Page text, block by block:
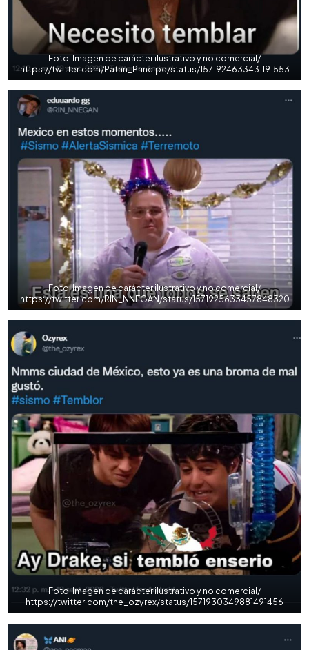
Foto: Imagen de carácter ilustrativo y no comercial/
https://twitter.com/Patan_Principe/status/1571924633431191553
Foto: Imagen de carácter ilustrativo y no comercial/
https://twitter.com/RIN_NNEGAN/status/1571925633457848320
Foto: Imagen de carácter ilustrativo y no comercial/
https://twitter.com/the_ozyrex/status/1571930349881491456